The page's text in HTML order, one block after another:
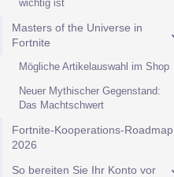
wichtig ist
Masters of the Universe in
Fortnite
Mögliche Artikelauswahl im Shop
Neuer Mythischer Gegenstand:
Das Machtschwert
Fortnite-Kooperations-Roadmap
2026
So bereiten Sie Ihr Konto vor